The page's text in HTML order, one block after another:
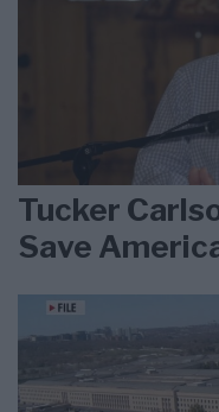
Tucker
Save